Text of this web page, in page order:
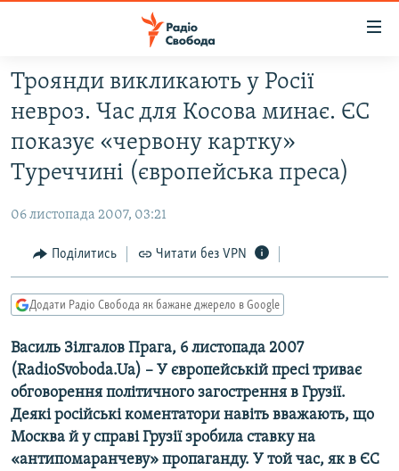
Перейти
до
основного
матеріалу
Перейти
до
Перейти
пошуку
РАДІО СВОБОДА – 70 РОКІВ
ВСЕ ЗА ДОБУ
СТАТТІ
ЕКОНОМІКА
СУСПІЛЬСТВО
СПОРТ
УКРАЇНА
ВІЙНА
РОСІЙСЬКА «ФІЛЬТРАЦІЯ»
ДОНБАС.РЕАЛІЇ
ТИ ЯК?
СХЕМИ
КИТАЙ.ВИКЛИКИ
МУЛЬТИМЕДІА
Троянди викликають у Росії
невроз. Час для Косова минає. ЄС
показує «червону картку»
Туреччині (європейська преса)
06 листопада 2007, 03:21
Поділитись Читати без VPN
Додати Радіо Свобода як бажане джерело в Google
Василь Зілгалов Прага, 6 листопада 2007
(RadioSvoboda.Ua) – У європейській пресі триває
обговорення політичного загострення в Грузії.
Деякі російські коментатори навіть вважають, що
Москва й у справі Грузії зробила ставку на
«антипомаранчеву» пропаганду. У той час, як в ЄС